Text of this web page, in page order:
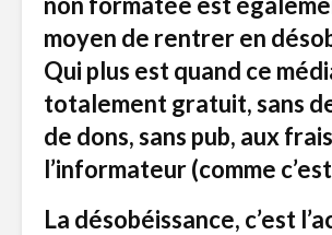
moyen de rentrer en
Qui plus est quand ce
totalement gratuit, sans
de dons, sans pub, aux
l’informateur (comme
La désobéissance, c’est